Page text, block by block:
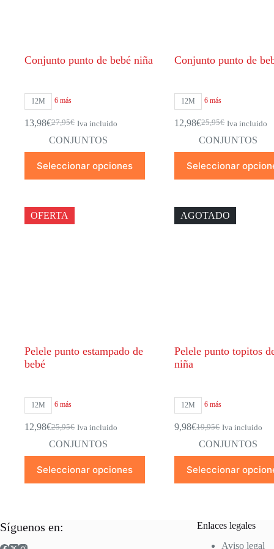
Conjunto punto de bebé niña
12M 6 más
27,95€
El
precio
original
era:
27,95€.
13,98€El
precio
actual
es:
13,98€.
Iva incluido
CONJUNTOS
Seleccionar opciones
producto
tiene
Las
opciones
Conjunto punto de
12M 6 más
25,95€
El
precio
original
era:
25,95€.
12,98€El
precio
actual
es:
12,98€.
Iva incluido
CONJUNTOS
Seleccionar
producto
tiene
Las
opciones
OFERTA
Pelele punto estampado de
bebé
12M 6 más
25,95€
El
precio
original
era:
25,95€.
12,98€El
precio
actual
es:
12,98€.
Iva incluido
CONJUNTOS
Seleccionar opciones
producto
tiene
opciones
AGOTADO
Pelele punto topitos
niña
12M 6 más
19,95€
El
precio
original
era:
19,95€.
9,98€El
precio
actual
es:
9,98€.
Iva incluido
CONJUNTOS
Seleccionar
producto
tiene
opciones
Síguenos en:
Enlaces legales
Aviso legal